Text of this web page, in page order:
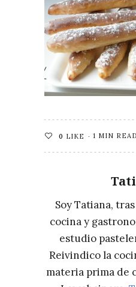
¿TE GUSTARÍA UNIRTE A
ÓMICA?
ÚNETE A LA NEWSLETTER
RECOMENDACIONES
0 LIKE 1 MIN READ
Soy Tatiana,
cocina y
estudio
Reivindico la
materia prima de